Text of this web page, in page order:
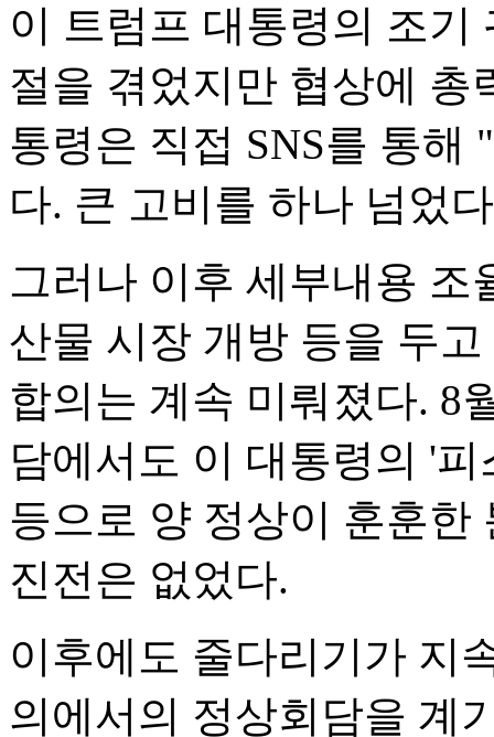
이 트럼프 대통령의 조기
절을 겪었지만 협상에 총
통령은 직접 SNS를 통해
다. 큰 고비를 하나 넘었
그러나 이후 세부내용 조
산물 시장 개방 등을 두
합의는 계속 미뤄졌다. 8
담에서도 이 대통령의 '
등으로 양 정상이 훈훈한
진전은 없었다.
이후에도 줄다리기가 지
의에서의 정상회담을 계